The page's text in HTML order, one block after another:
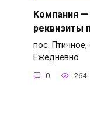
Компания
реквизиты
пос.
Ежедневно
0 264